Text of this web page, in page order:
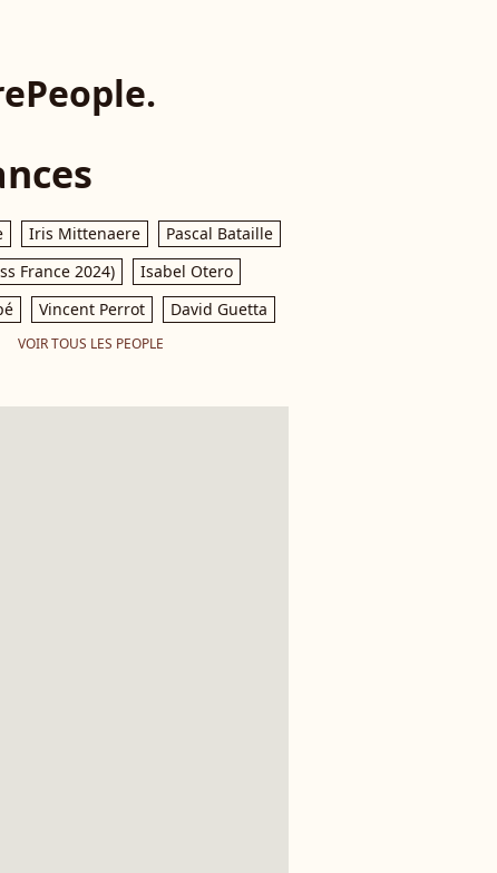
Iris Mittenaere
Pascal Bataille
France 2024)
Isabel Otero
Vincent Perrot David Guetta
VOIR TOUS LES PEOPLE